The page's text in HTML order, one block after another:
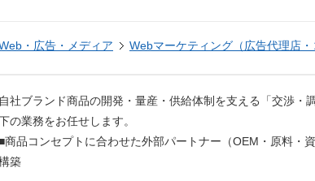
・広告・メディア Webマーケティング（広告代理店・
自社ブランド商品の開発・量産・供給体制を支える「交渉・
の業務をお任せします。
商品コンセプトに合わせた外部パートナー（OEM・原料・
築